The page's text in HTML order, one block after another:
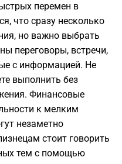
перемен в
что сразу несколько
но важно выбрать
переговоры, встречи,
с информацией. Не
выполнить без
Финансовые
к мелким
незаметно
стоит говорить
тем с помощью